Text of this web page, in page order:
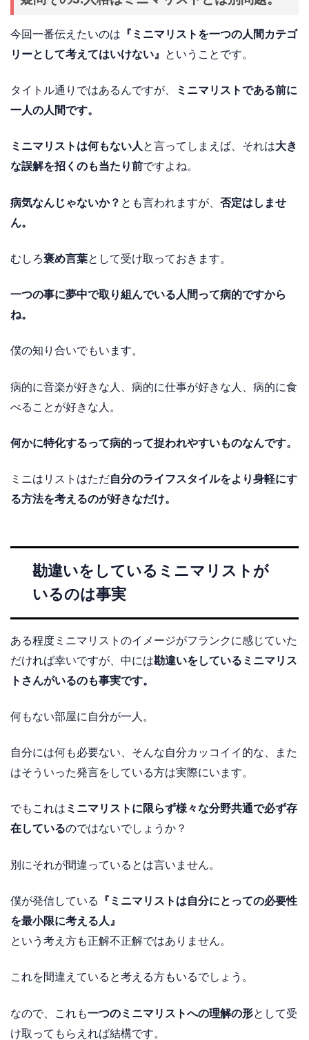
今回一番伝えたいのは 『ミニマリストを一つの人間カテゴ
リーとして考えてはいけない』
ということです。
タイトル通りではあるんですが、
ミニマリストである前に
一人の人間です。
ミニマリストは何もない人 と言ってしまえば、それは大き
な誤解を招くのも当たり前ですよね。
病気なんじゃないか？ とも言われますが、 否定はしませ
ん。
むしろ褒め言葉として受け取っておきます。
一つの事に夢中で取り組んでいる人間って病的ですから
ね。
僕の知り合いでもいます。
病的に音楽が好きな人、病的に仕事が好きな人、病的に食
べることが好きな人。
何かに特化するって病的って捉われやすいものなんです。
ミニはリストはただ自分のライフスタイルをより身軽にす
る方法を考えるのが好きなだけ。
勘違いをしているミニマリストが
いるのは事実
ある程度ミニマリストのイメージがフランクに感じていた
だければ幸いですが、中には勘違いをしているミニマリス
トさんがいるのも事実です。
何もない部屋に自分が一人。
自分には何も必要ない、そんな自分カッコイイ的な、また
はそういった発言をしている方は実際にいます。
でもこれは ミニマリストに限らず様々な分野共通で必ず存
在しているのではないでしょうか？
別にそれが間違っているとは言いません。
僕が発信している
『ミニマリストは自分にとっての必要性
を最小限に考える人』
という考え方も正解不正解ではありません。
これを間違えていると考える方もいるでしょう。
なので、これも一つのミニマリストへの理解の形として受
け取ってもらえれば結構です。